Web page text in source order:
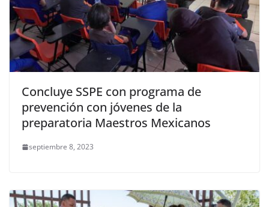
Concluye SSPE con programa de
prevención con jóvenes de la
preparatoria Maestros Mexicanos
septiembre 8, 2023